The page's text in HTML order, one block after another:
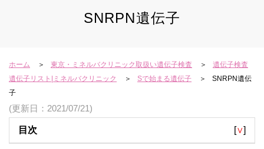
SNRPN遺伝子
ホーム 東京・ミネルバクリニック取扱い遺伝子検査
遺伝子検査
遺伝子リスト|ミネルバクリニック
Sで始まる遺伝子
SNRPN遺伝
子
(更新日：2021/07/21)
目次 [∨]